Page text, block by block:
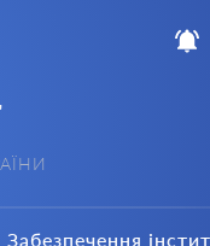
Забезпечення